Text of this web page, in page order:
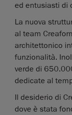
ed entusiasti di
La nuova
al team
architettonico
funzionalità.
verde di
dedicate al
Il desiderio di
dove è stata